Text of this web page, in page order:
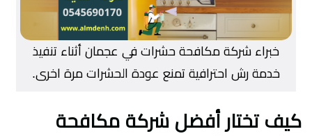
خبراء شركة مكافحة حشرات في عجمان أثناء تنفيذ
خدمة رش احترافية تمنع عودة الحشرات مرة اخرى.
كيف تختار أفضل شركة مكافحة